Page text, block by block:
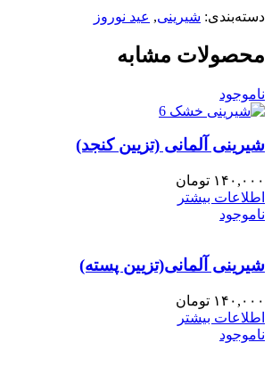
دسته‌بندی: شیرینی, عید نوروز
محصولات مشابه
ناموجود
شیرینی آلمانی (تزیین کنجد)
۱۴۰,۰۰۰ تومان
اطلاعات بیشتر
ناموجود
شیرینی آلمانی(تزیین پسته)
۱۴۰,۰۰۰ تومان
اطلاعات بیشتر
ناموجود